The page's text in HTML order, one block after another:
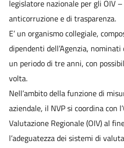
legislatore nazionale per gli OIV
anticorruzione e di trasparenza.
E’ un organismo collegiale,
dipendenti dell’Agenzia,
un periodo di tre anni, con
volta.
Nell’ambito della funzione di
aziendale, il NVP si coordina con
Valutazione Regionale (OIV) al
l’adeguatezza dei sistemi di